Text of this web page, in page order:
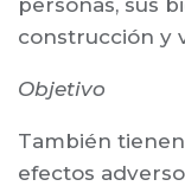
construcción y
Objetivo
También
efectos